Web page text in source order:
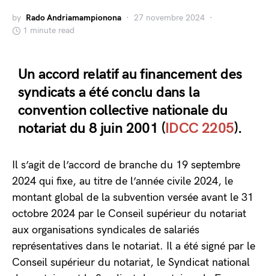
by Rado Andriamampionona
27 novembre 2024
1 minute read
Un accord relatif au financement des
syndicats a été conclu dans la
convention collective nationale du
notariat du 8 juin 2001 (IDCC 2205).
Il s’agit de l’accord de branche du 19 septembre
2024 qui fixe, au titre de l’année civile 2024, le
montant global de la subvention versée avant le 31
octobre 2024 par le Conseil supérieur du notariat
aux organisations syndicales de salariés
représentatives dans le notariat. Il a été signé par le
Conseil supérieur du notariat, le Syndicat national